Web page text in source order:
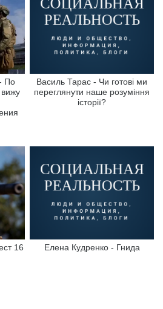
По
Василь Тарас - Чи готові ми
переглянути наше розуміння
історії?
16
Елена Кудренко - Гнида